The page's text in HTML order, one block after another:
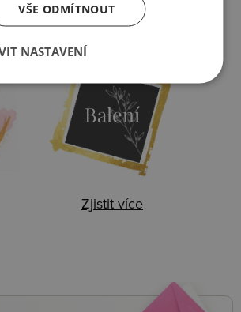
Zjistit více
Balení
Zjistit více
VŠE ODMÍTNOUT
NASTAVENÍ